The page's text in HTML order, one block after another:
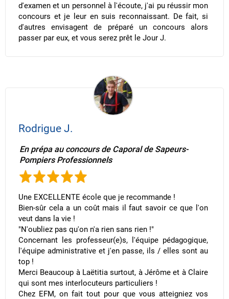
d'examen et un personnel à l'écoute, j'ai pu réussir mon
concours et je leur en suis reconnaissant. De fait, si
d'autres envisagent de préparé un concours alors
passer par eux, et vous serez prêt le Jour J.
Rodrigue J.
En prépa au concours de Caporal de Sapeurs-
Pompiers Professionnels
​Une EXCELLENTE école que je recommande !
Bien-sûr cela a un coût mais il faut savoir ce que l'on
veut dans la vie !
"N'oubliez pas qu'on n'a rien sans rien !"
Concernant les professeur(e)s, l'équipe pédagogique,
l'équipe administrative et j'en passe, ils / elles sont au
top !
Merci Beaucoup à Laëtitia surtout, à Jérôme et à Claire
qui sont mes interlocuteurs particuliers !
Chez EFM, on fait tout pour que vous atteigniez vos